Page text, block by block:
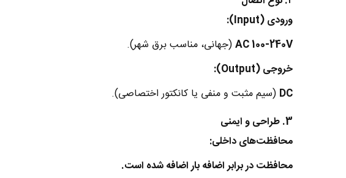
ورودی (Input):
AC 100-240V(جهانی، مناسب برق شهر).
خروجی (Output):
DC (سیم مثبت و منفی یا کانکتور اختصاصی).
3. طراحی و ایمنی
محافظت‌های داخلی:
محافظت در برابر اضافه بار اضافه شده است.